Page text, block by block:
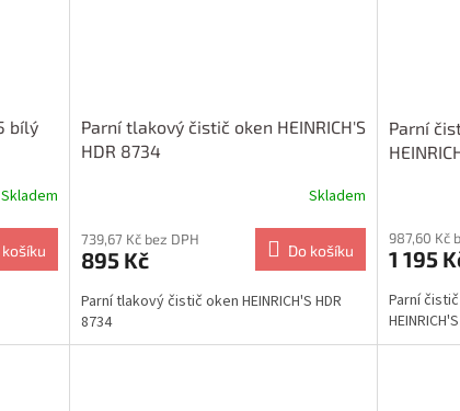
bílý
Skladem
košíku
Parní tlakový čistič oken HEINRICH'S
HDR 8734
Skladem
739,67 Kč bez DPH
895 Kč Do košíku
Parní tlakový čistič oken HEINRICH'S HDR
8734
Parní
987,60 Kč
1 195
Parní